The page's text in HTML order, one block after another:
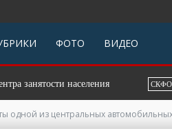
ФОТО ВИДЕО
населения В
одной из центральных